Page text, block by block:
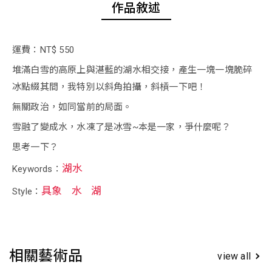
作品敘述
運費：NT$ 550
堆滿白雪的高原上與湛藍的湖水相交接，產生一塊一塊脆碎
冰點綴其間，我特別以斜角拍攝，斜槓一下吧！
無關政治，如同當前的局面。
雪融了變成水，水凍了是冰雪~本是一家，爭什麼呢？
思考一下？
Keywords： 湖水
Style： 具象 水 湖
相關藝術品 view all